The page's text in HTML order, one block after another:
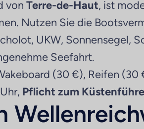
von Terre-de-Haut, ist
Nutzen Sie die
UKW, Sonnensegel,
Seefahrt.
(30 €), Reifen (30
Pflicht zum